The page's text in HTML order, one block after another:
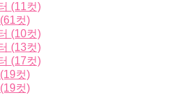
(11컷)
컷)
(10컷)
(13컷)
(17컷)
컷)
컷)